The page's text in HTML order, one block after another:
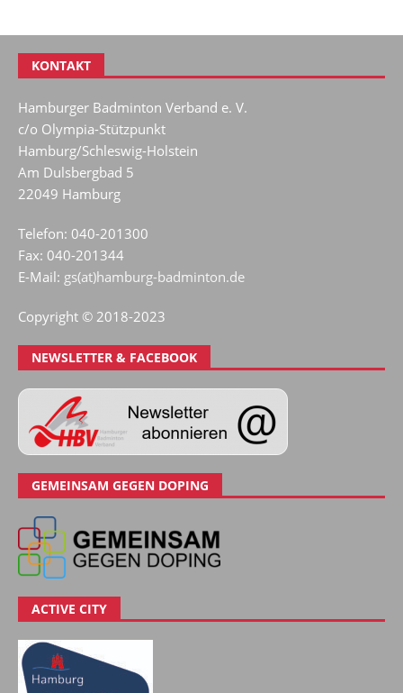
KONTAKT
Hamburger Badminton Verband e. V.
c/o Olympia-Stützpunkt
Hamburg/Schleswig-Holstein
Am Dulsbergbad 5
22049 Hamburg
Telefon: 040-201300
Fax: 040-201344
E-Mail: gs(at)hamburg-badminton.de
Copyright © 2018-2023
NEWSLETTER & FACEBOOK
GEMEINSAM GEGEN DOPING
ACTIVE CITY